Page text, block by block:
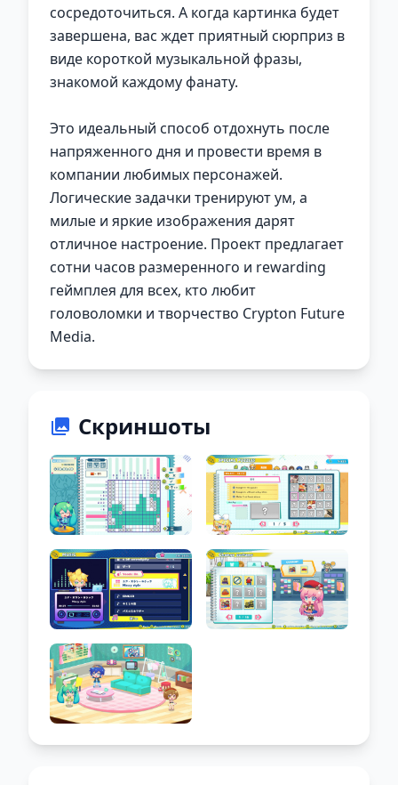
сосредоточиться. А когда картинка будет
завершена, вас ждет приятный сюрприз в
виде короткой музыкальной фразы,
знакомой каждому фанату.
Это идеальный способ отдохнуть после
напряженного дня и провести время в
компании любимых персонажей.
Логические задачки тренируют ум, а
милые и яркие изображения дарят
отличное настроение. Проект предлагает
сотни часов размеренного и rewarding
геймплея для всех, кто любит
головоломки и творчество Crypton Future
Media.
Скриншоты